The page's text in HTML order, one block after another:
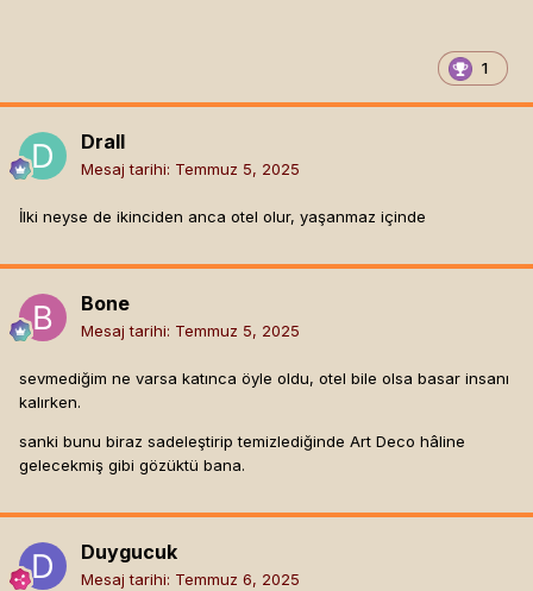
1
Drall
Mesaj tarihi: Temmuz 5, 2025
İlki neyse de ikinciden anca otel olur, yaşanmaz içinde
Bone
Mesaj tarihi: Temmuz 5, 2025
sevmediğim ne varsa katınca öyle oldu, otel bile olsa basar insanı
kalırken.
sanki bunu biraz sadeleştirip temizlediğinde Art Deco hâline
gelecekmiş gibi gözüktü bana.
Duygucuk
Mesaj tarihi: Temmuz 6, 2025